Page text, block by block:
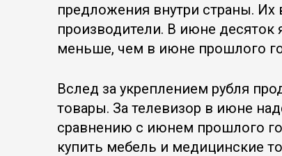
предложения внутри страны. Их
производители. В июне десяток
меньше, чем в июне прошлого
Вслед за укреплением рубля
товары. За телевизор в июне
сравнению с июнем прошлого
купить мебель и медицинские